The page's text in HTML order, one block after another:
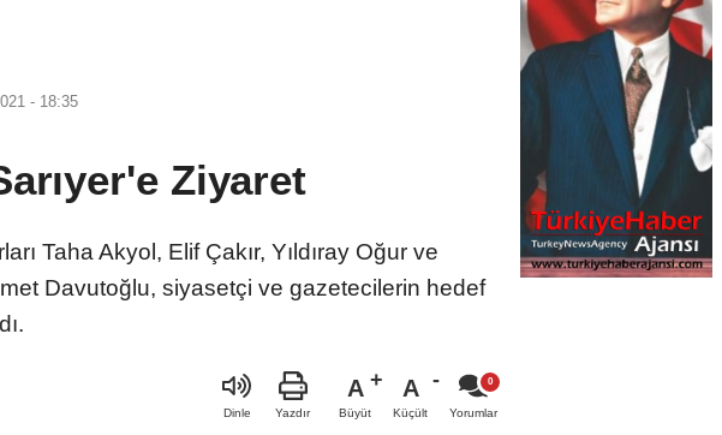
- 18:35
Ziyaret
Taha Akyol, Elif Çakır, Yıldıray Oğur ve
Davutoğlu, siyasetçi ve gazetecilerin hedef
Dinle Yazdır
A
Büyüt
A
Küçült Yorumlar